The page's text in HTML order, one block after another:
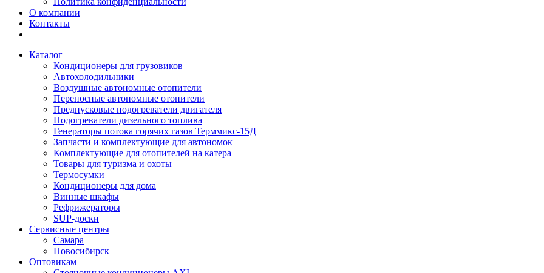
О компании
Контакты
Каталог
Кондиционеры для грузовиков
Автохолодильники
Воздушные автономные отопители
Переносные автономные отопители
Предпусковые подогреватели двигателя
Подогреватели дизельного топлива
Генераторы потока горячих газов Терммикс-15Д
Запчасти и комплектующие для автономок
Комплектующие для отопителей на катера
Товары для туризма и охоты
Термосумки
Кондиционеры для дома
Винные шкафы
Рефрижераторы
SUP-доски
Сервисные центры
Самара
Новосибирск
Оптовикам